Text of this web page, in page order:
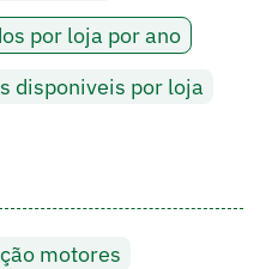
por loja por ano
disponiveis por loja
motores